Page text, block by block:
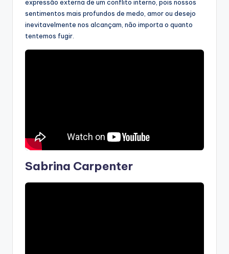
expressão externa de um conflito interno, pois nossos
sentimentos mais profundos de medo, amor ou desejo
inevitavelmente nos alcançam, não importa o quanto
tentemos fugir.
Sabrina Carpenter